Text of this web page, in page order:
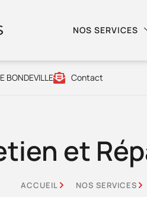
NOS SERVICES
BONDEVILLE Contact
et
ACCUEIL NOS SERVICES